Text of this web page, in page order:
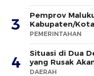
3
Pemprov
Kabupaten/
PEMERINTAHAN
4
Situasi di Dua
yang Rusak
DAERAH